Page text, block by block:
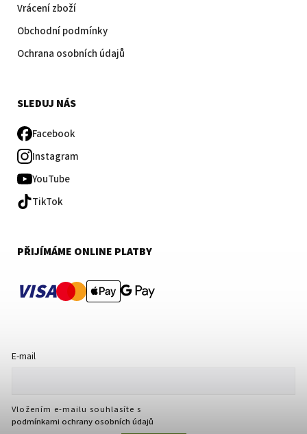
Vrácení zboží
Obchodní podmínky
Ochrana osobních údajů
SLEDUJ NÁS
Facebook
Instagram
YouTube
TikTok
PŘIJÍMÁME ONLINE PLATBY
VISA
E-mail
Vložením e-mailu souhlasíte s
podmínkami ochrany osobních údajů